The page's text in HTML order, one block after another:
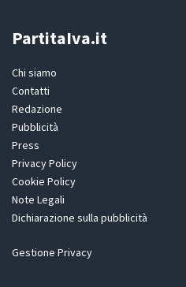
PartitaIva.it
Chi siamo
Contatti
Redazione
Pubblicità
Press
Privacy Policy
Cookie Policy
Note Legali
Dichiarazione sulla pubblicità
Gestione Privacy